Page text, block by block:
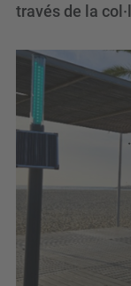
través de la